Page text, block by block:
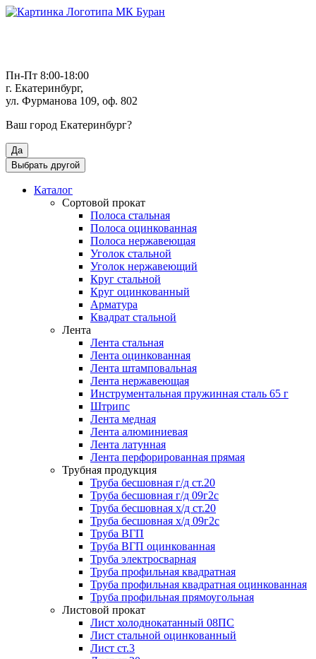
Пн-Пт 8:00-18:00
г. Екатеринбург,
ул. Фурманова 109, оф. 802
Ваш город Екатеринбург?
Да
Выбрать другой
Каталог
Сортовой прокат
Полоса стальная
Полоса оцинкованная
Полоса нержавеющая
Уголок стальной
Уголок нержавеющий
Круг стальной
Круг оцинкованный
Арматура
Квадрат стальной
Лента
Лента стальная
Лента оцинкованная
Лента штамповальная
Лента нержавеющая
Инструментальная пружинная сталь 65 г
Штрипс
Лента медная
Лента алюминиевая
Лента латунная
Лента перфорированная прямая
Трубная продукция
Труба бесшовная г/д ст.20
Труба бесшовная г/д 09г2с
Труба бесшовная х/д ст.20
Труба бесшовная х/д 09г2с
Труба ВГП
Труба ВГП оцинкованная
Труба электросварная
Труба профильная квадратная
Труба профильная квадратная оцинкованная
Труба профильная прямоугольная
Листовой прокат
Лист холоднокатанный 08ПС
Лист стальной оцинкованный
Лист ст.3